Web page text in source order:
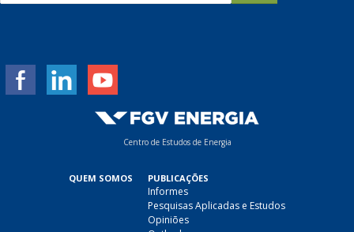
m
Centro de Estudos de Energia
QUEM SOMOS PUBLICAÇÕES
Informes
Pesquisas Aplicadas e Estudos
Opiniões